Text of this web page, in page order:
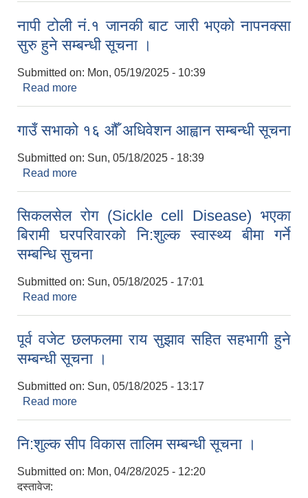
नापी टोली नं.१ जानकी बाट जारी भएको नापनक्सा
सुरु हुने सम्बन्धी सूचना ।
Submitted on: Mon, 05/19/2025 - 10:39
Read more
गाउँ सभाको १६ ‍औँ अधिवेशन आह्वान सम्बन्धी सूचना
Submitted on: Sun, 05/18/2025 - 18:39
Read more
सिकलसेल रोग (Sickle cell Disease) भएका
बिरामी घरपरिवारको नि:शुल्क स्वास्थ्य बीमा गर्ने
सम्बन्धि सुचना
Submitted on: Sun, 05/18/2025 - 17:01
Read more
पूर्व वजेट छलफलमा राय सुझाव सहित सहभागी हुने
सम्बन्धी सूचना ।
Submitted on: Sun, 05/18/2025 - 13:17
Read more
नि:शुल्क सीप विकास तालिम सम्बन्धी सूचना ।
Submitted on: Mon, 04/28/2025 - 12:20
दस्तावेज: